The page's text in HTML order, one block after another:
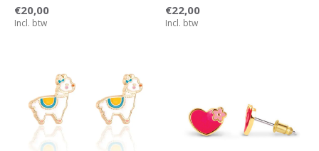
€20,00
Incl. btw
€22,00
Incl. btw